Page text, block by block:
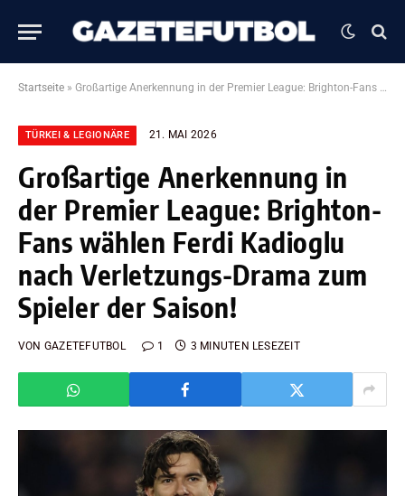
Startseite » Großartige Anerkennung in der Premier League: Brighton-Fans wählen Ferdi Kadioglu nach Verletzungs-Drama zum Spieler der Saison!
TÜRKEI & LEGIONÄRE 21. MAI 2026
Großartige Anerkennung in
der Premier League: Brighton-
Fans wählen Ferdi Kadioglu
nach Verletzungs-Drama zum
Spieler der Saison!
VON GAZETEFUTBOL 1 3 MINUTEN LESEZEIT